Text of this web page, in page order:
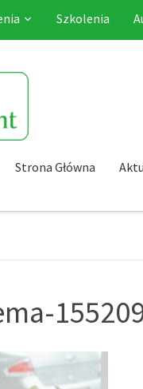
Szkolenia
Strona Główna